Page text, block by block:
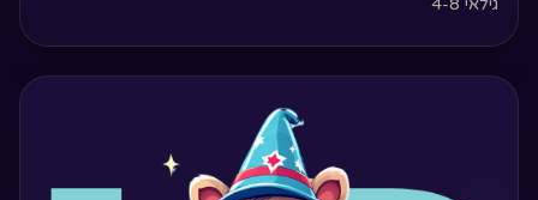
גילאי 4-8